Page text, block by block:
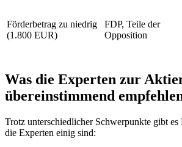
Förderbetrag zu niedrig
(1.800 EUR)
FDP, Teile der
Opposition
Was die Experten zur
übereinstimmend
Trotz unterschiedlicher Schwerpunkte gibt es
die Experten einig sind: